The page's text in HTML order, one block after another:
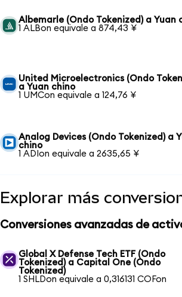
Albemarle (Ondo Tokenized) a Yuan
1 ALBon equivale a 874,43 ¥
United Microelectronics (Ondo
a Yuan chino
1 UMCon equivale a 124,76 ¥
Analog Devices (Ondo Tokenized) a
chino
1 ADIon equivale a 2635,65 ¥
Explorar más
Conversiones avanzadas de
Global X Defense Tech ETF (Ondo
Tokenized) a Capital One (Ondo
Tokenized)
1 SHLDon equivale a 0,316131 COFon